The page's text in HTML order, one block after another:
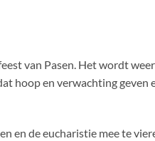
van Pasen. Het wordt
hoop en verwachting geven
en de eucharistie mee te